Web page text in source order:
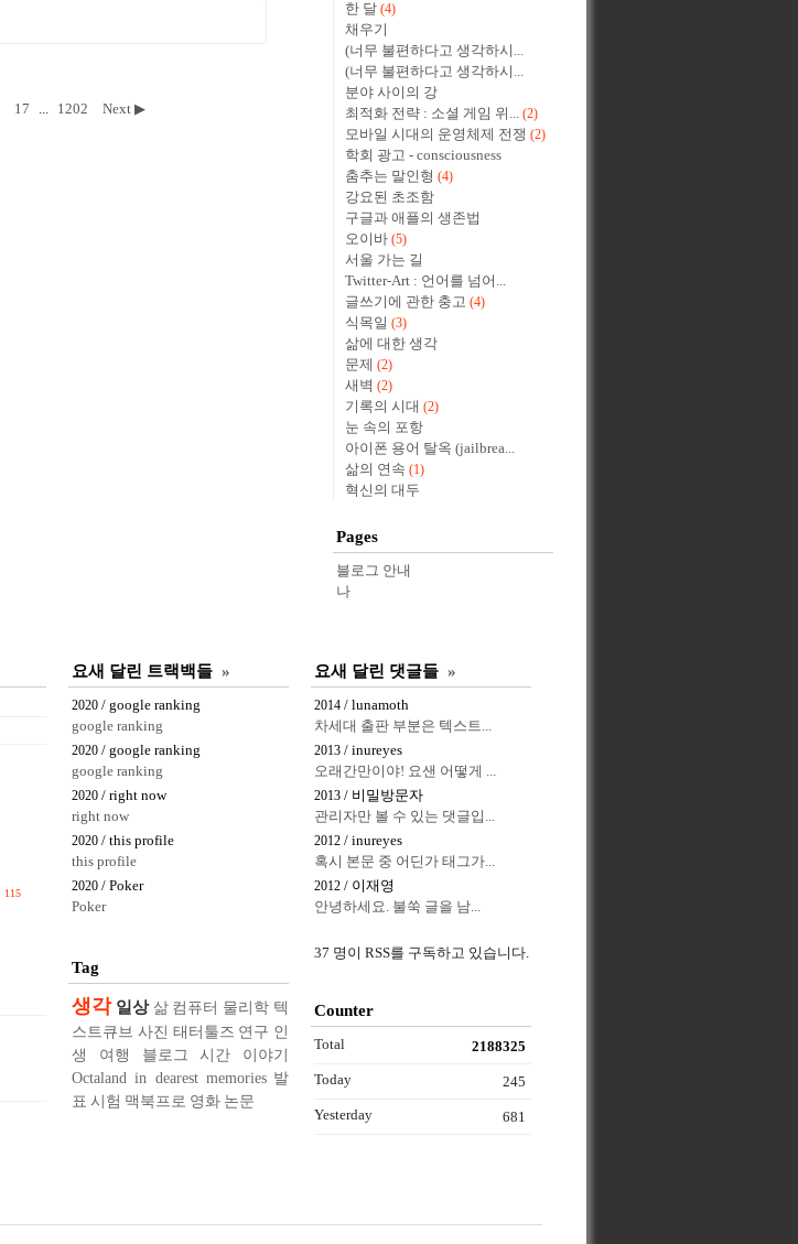
17 ... 1202 Next ▶
한 달 (4)
채우기
(너무 불편하다고 생각하시...
(너무 불편하다고 생각하시...
분야 사이의 강
최적화 전략 : 소셜 게임 위... (2)
모바일 시대의 운영체제 전쟁 (2)
학회 광고 - consciousness
춤추는 말인형 (4)
강요된 초조함
구글과 애플의 생존법
오이바 (5)
서울 가는 길
Twitter-Art : 언어를 넘어...
글쓰기에 관한 충고 (4)
식목일 (3)
삶에 대한 생각
문제
(2)
새벽 (2)
기록의 시대 (2)
눈 속의 포항
아이폰 용어 탈옥 (jailbrea...
삶의 연속 (1)
혁신의 대두
Pages
블로그 안내
나
115
요새 달린 트랙백들 »
2020 / google ranking
google ranking
2020 / google ranking
google ranking
2020 / right now
right now
2020 / this profile
this profile
2020 / Poker
Poker
요새 달린 댓글들 »
2014 / lunamoth
차세대 출판 부분은 텍스트...
2013 / inureyes
오래간만이야! 요샌 어떻게 ...
2013 / 비밀방문자
관리자만 볼 수 있는 댓글입...
2012 / inureyes
혹시 본문 중 어딘가 태그가...
2012 / 이재영
안녕하세요. 불쑥 글을 남...
Tag
생각 일상 삶 컴퓨터 물리학 텍
스트큐브 사진 태터툴즈 연구 인
생
여행 블로그 시간
이야기
Octaland in dearest memories 발
표 시험 맥북프로 영화 논문
37 명이 RSS를 구독하고 있습니다.
Counter
Total 2188325
Today 245
Yesterday 681